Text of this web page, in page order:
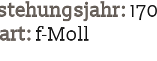
f-Moll